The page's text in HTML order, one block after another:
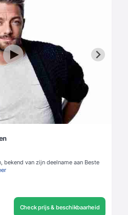
van zijn deelname aan Beste
Check prijs & beschikbaarheid